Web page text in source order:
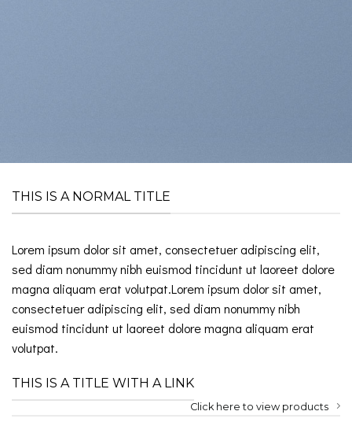
THIS IS A NORMAL TITLE
Lorem ipsum dolor sit amet, consectetuer adipiscing elit,
sed diam nonummy nibh euismod tincidunt ut laoreet dolore
magna aliquam erat volutpat.Lorem ipsum dolor sit amet,
consectetuer adipiscing elit, sed diam nonummy nibh
euismod tincidunt ut laoreet dolore magna aliquam erat
volutpat.
THIS IS A TITLE WITH A LINK
Click here to view products